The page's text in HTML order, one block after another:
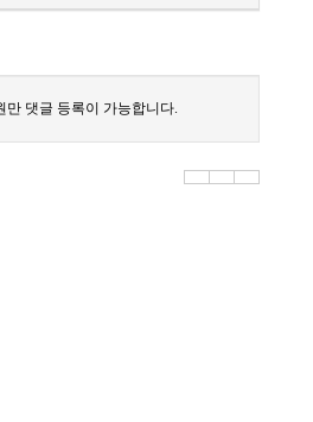
만 댓글 등록이 가능합니다.